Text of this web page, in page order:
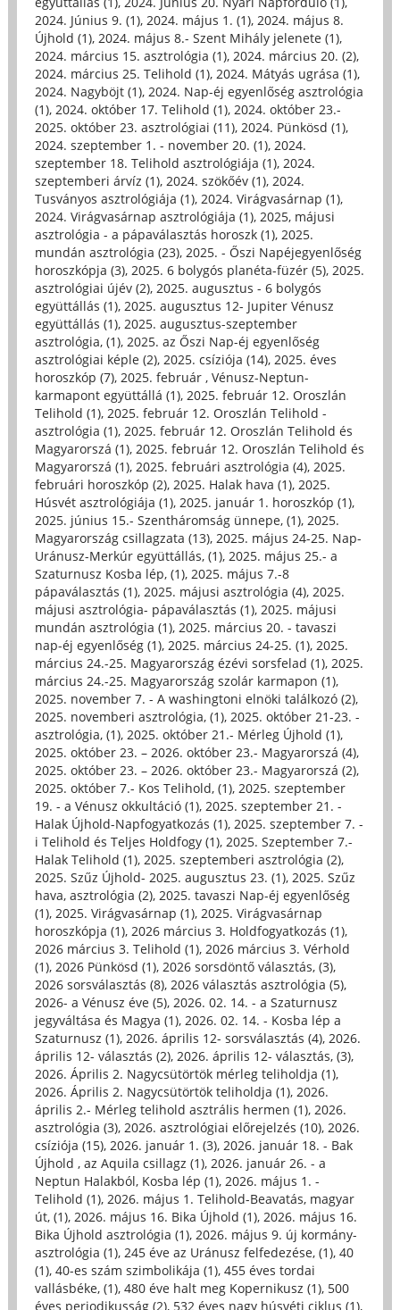
2024. Június 9. (1), 2024. május 1. (1), 2024. május 8.
Újhold (1), 2024. május 8.- Szent Mihály jelenete (1),
2024. március 15. asztrológia (1), 2024. március 20. (2),
2024. március 25. Telihold (1), 2024. Mátyás ugrása (1),
2024. Nagyböjt (1), 2024. Nap-éj egyenlőség asztrológia
(1), 2024. október 17. Telihold (1), 2024. október 23.-
2025. október 23. asztrológiai (11), 2024. Pünkösd (1),
2024. szeptember 1. - november 20. (1), 2024.
szeptember 18. Telihold asztrológiája (1), 2024.
szeptemberi árvíz (1), 2024. szökőév (1), 2024.
Tusványos asztrológiája (1), 2024. Virágvasárnap (1),
2024. Virágvasárnap asztrológiája (1), 2025, májusi
asztrológia - a pápaválasztás horoszk (1), 2025.
mundán asztrológia (23), 2025. - Őszi Napéjegyenlőség
horoszkópja (3), 2025. 6 bolygós planéta-füzér (5), 2025.
asztrológiai újév (2), 2025. augusztus - 6 bolygós
együttállás (1), 2025. augusztus 12- Jupiter Vénusz
együttállás (1), 2025. augusztus-szeptember
asztrológia, (1), 2025. az Őszi Nap-éj egyenlőség
asztrológiai képle (2), 2025. csíziója (14), 2025. éves
horoszkóp (7), 2025. február , Vénusz-Neptun-
karmapont együttállá (1), 2025. február 12. Oroszlán
Telihold (1), 2025. február 12. Oroszlán Telihold -
asztrológia (1), 2025. február 12. Oroszlán Telihold és
Magyarorszá (1), 2025. február 12. Oroszlán Telihold és
Magyarorszá (1), 2025. februári asztrológia (4), 2025.
februári horoszkóp (2), 2025. Halak hava (1), 2025.
Húsvét asztrológiája (1), 2025. január 1. horoszkóp (1),
2025. június 15.- Szentháromság ünnepe, (1), 2025.
Magyarország csillagzata (13), 2025. május 24-25. Nap-
Uránusz-Merkúr együttállás, (1), 2025. május 25.- a
Szaturnusz Kosba lép, (1), 2025. május 7.-8
pápaválasztás (1), 2025. májusi asztrológia (4), 2025.
májusi asztrológia- pápaválasztás (1), 2025. májusi
mundán asztrológia (1), 2025. március 20. - tavaszi
nap-éj egyenlőség (1), 2025. március 24-25. (1), 2025.
március 24.-25. Magyarország ézévi sorsfelad (1), 2025.
március 24.-25. Magyarország szolár karmapon (1),
2025. november 7. - A washingtoni elnöki találkozó (2),
2025. novemberi asztrológia, (1), 2025. október 21-23. -
asztrológia, (1), 2025. október 21.- Mérleg Újhold (1),
2025. október 23. – 2026. október 23.- Magyarorszá (4),
2025. október 23. – 2026. október 23.- Magyarorszá (2),
2025. október 7.- Kos Telihold, (1), 2025. szeptember
19. - a Vénusz okkultáció (1), 2025. szeptember 21. -
Halak Újhold-Napfogyatkozás (1), 2025. szeptember 7. -
i Telihold és Teljes Holdfogy (1), 2025. Szeptember 7.-
Halak Telihold (1), 2025. szeptemberi asztrológia (2),
2025. Szűz Újhold- 2025. augusztus 23. (1), 2025. Szűz
hava, asztrológia (2), 2025. tavaszi Nap-éj egyenlőség
(1), 2025. Virágvasárnap (1), 2025. Virágvasárnap
horoszkópja (1), 2026 március 3. Holdfogyatkozás (1),
2026 március 3. Telihold (1), 2026 március 3. Vérhold
(1), 2026 Pünkösd (1), 2026 sorsdöntő választás, (3),
2026 sorsválasztás (8), 2026 választás asztrológia (5),
2026- a Vénusz éve (5), 2026. 02. 14. - a Szaturnusz
jegyváltása és Magya (1), 2026. 02. 14. - Kosba lép a
Szaturnusz (1), 2026. április 12- sorsválasztás (4), 2026.
április 12- választás (2), 2026. április 12- választás, (3),
2026. Április 2. Nagycsütörtök mérleg teliholdja (1),
2026. Április 2. Nagycsütörtök teliholdja (1), 2026.
április 2.- Mérleg telihold asztrális hermen (1), 2026.
asztrológia (3), 2026. asztrológiai előrejelzés (10), 2026.
csíziója (15), 2026. január 1. (3), 2026. január 18. - Bak
Újhold , az Aquila csillagz (1), 2026. január 26. - a
Neptun Halakból, Kosba lép (1), 2026. május 1. -
Telihold (1), 2026. május 1. Telihold-Beavatás, magyar
út, (1), 2026. május 16. Bika Újhold (1), 2026. május 16.
Bika Újhold asztrológia (1), 2026. május 9. új kormány-
asztrológia (1), 245 éve az Uránusz felfedezése, (1), 40
(1), 40-es szám szimbolikája (1), 455 éves tordai
vallásbéke, (1), 480 éve halt meg Kopernikusz (1), 500
éves periodikusság (2), 532 éves nagy húsvéti ciklus (1),